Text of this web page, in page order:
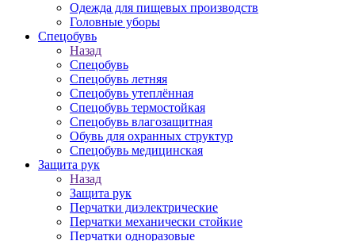
Одежда для пищевых производств
Головные уборы
Спецобувь
Назад
Спецобувь
Спецобувь летняя
Спецобувь утеплённая
Спецобувь термостойкая
Спецобувь влагозащитная
Обувь для охранных структур
Спецобувь медицинская
Защита рук
Назад
Защита рук
Перчатки диэлектрические
Перчатки механически стойкие
Перчатки одноразовые